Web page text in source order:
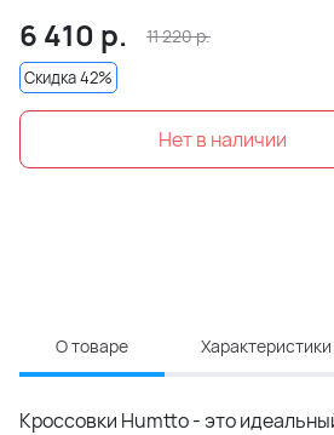
6 410 р. 11 220р.
Скидка 42%
Нет в наличии
О товаре Характеристики
Кроссовки Humtto - это